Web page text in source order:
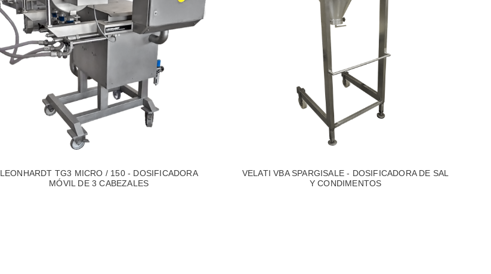
LEONHARDT TG3 MICRO / 150 - DOSIFICADORA
MÓVIL DE 3 CABEZALES
VELATI VBA SPARGISALE - DOSIFICADORA DE SAL
Y CONDIMENTOS